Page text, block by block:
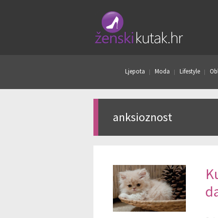
Ljepota Moda Lifestyle
anksioznost